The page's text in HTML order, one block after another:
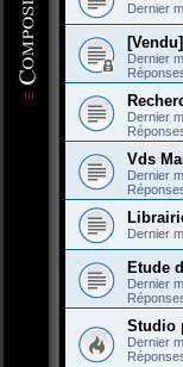
Dernier
Dernier
Dernier
Vds
Dernier
Dernier
Etude
Dernier
Studio
Dernier